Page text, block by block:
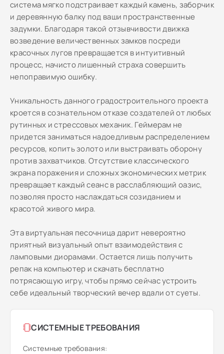
система мягко подстраивает каждый камень, заборчик
и деревянную балку под ваши пространственные
задумки. Благодаря такой отзывчивости движка
возведение величественных замков посреди
красочных лугов превращается в интуитивный
процесс, начисто лишенный страха совершить
непоправимую ошибку.
Уникальность данного градостроительного проекта
кроется в сознательном отказе создателей от любых
рутинных и стрессовых механик. Геймерам не
придется заниматься надоедливым распределением
ресурсов, копить золото или выстраивать оборону
против захватчиков. Отсутствие классического
экрана поражения и сложных экономических метрик
превращает каждый сеанс в расслабляющий оазис,
позволяя просто наслаждаться созиданием и
красотой живого мира.
Эта виртуальная песочница дарит невероятно
приятный визуальный опыт взаимодействия с
ламповыми диорамами. Остается лишь получить
репак на компьютер и скачать бесплатно
потрясающую игру, чтобы прямо сейчас устроить
себе идеальный творческий вечер вдали от суеты.
СИСТЕМНЫЕ ТРЕБОВАНИЯ
Системные требования: